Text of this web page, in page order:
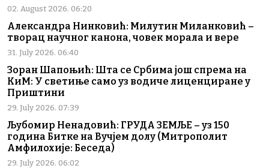
02. August 2026. 06:20
Александра Нинковић: Милутин Миланковић –
творац научног канона, човек морала и вере
31. July 2026. 06:40
Зоран Шапоњић: Шта се Србима још спрема на
КиМ: У светиње само уз водиче лиценциране у
Приштини
29. July 2026. 07:39
Љубомир Ненадовић: ГРУДА ЗЕМЉЕ – уз 150
година Битке на Вучјем долу (Митрополит
Амфилохије: Беседа)
29. July 2026. 06:02